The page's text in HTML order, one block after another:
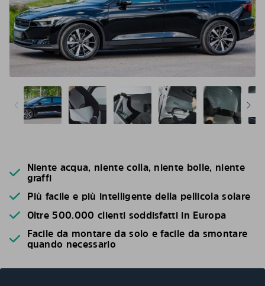
Niente acqua, niente colla, niente bolle, niente
graffi
Più facile e più intelligente della pellicola solare
Oltre 500.000 clienti soddisfatti in Europa
Facile da montare da solo e facile da smontare
quando necessario